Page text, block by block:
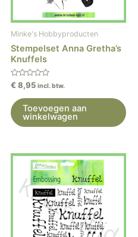
Minke's Hobbyproducten
Stempelset Anna Gretha’s
Knuffels
Gewaardeerd
0
uit
5
€ 8,95 incl. btw.
Toevoegen aan
winkelwagen